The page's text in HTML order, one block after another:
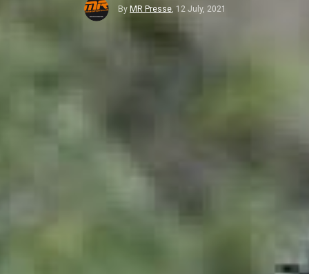
By MR Presse, 12 July, 2021